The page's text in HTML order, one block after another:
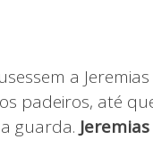
a
padeiros, até
guarda.